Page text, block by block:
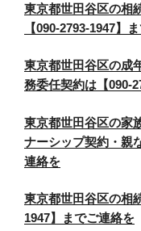
東京都世田谷区の相
【090-2793-1947】
東京都世田谷区の成
務委任契約は【090-
東京都世田谷区の家
ナーシップ契約・親
連絡を
東京都世田谷区の相
1947】までご連絡を